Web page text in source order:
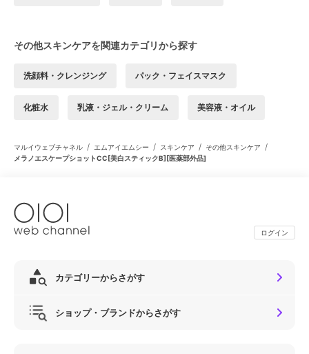
その他スキンケアを関連カテゴリから探す
洗顔料・クレンジング パック・フェイスマスク
化粧水 乳液・ジェル・クリーム 美容液・オイル
マルイウェブチャネル / エムアイエムシー / スキンケア / その他スキンケア /
メラノエスケープショットCC[美白スティックB][医薬部外品]
ログイン
カテゴリーからさがす
ショップ・ブランドからさがす